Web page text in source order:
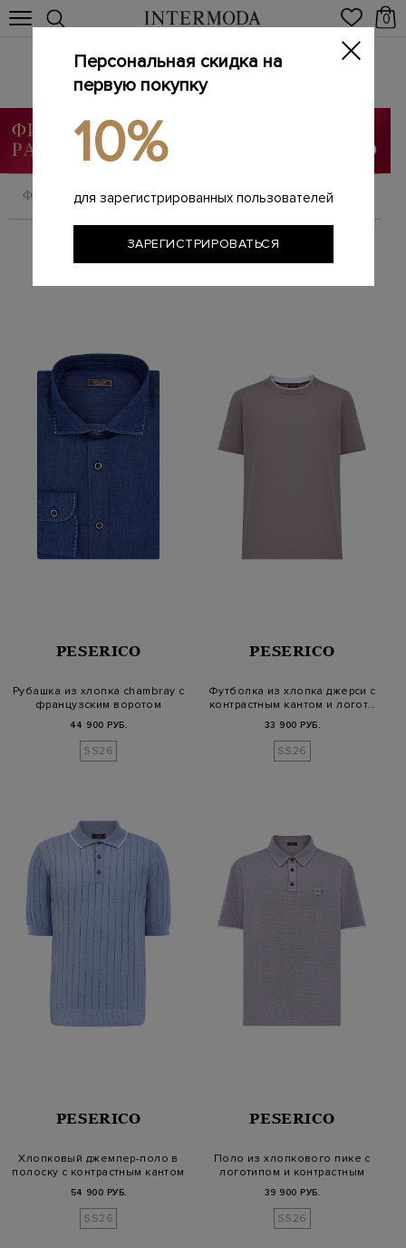
0
Одежда
Главная / Мужчинам
ФИЛЬТРОВАТЬ СОРТИРОВАТЬ
PESERICO
Рубашка из хлопка chambray с
французским воротом
44 900 РУБ.
SS26
PESERICO
Футболка из хлопка джерси с
контрастным кантом и логот…
33 900 РУБ.
SS26
PESERICO
Хлопковый джемпер-поло в
полоску с контрастным кантом
54 900 РУБ.
SS26
PESERICO
Поло из хлопкового пике с
логотипом и контрастным
39 900 РУБ.
SS26
Персональная скидка на
первую покупку
10%
для зарегистрированных пользователей
ЗАРЕГИСТРИРОВАТЬСЯ